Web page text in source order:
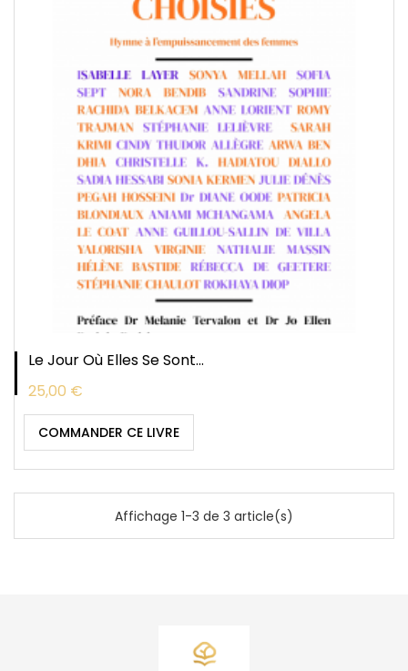
Le Jour Où Elles Se Sont...
Prix
25,00 €
COMMANDER CE LIVRE
Affichage 1-3 de 3 article(s)